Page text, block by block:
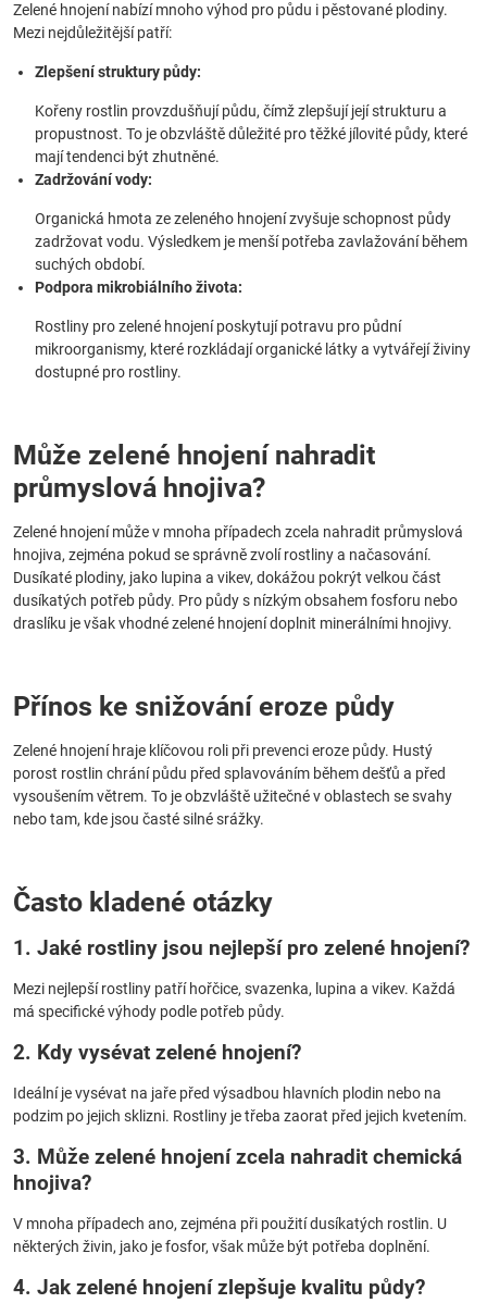
Zelené hnojení nabízí mnoho výhod pro půdu i pěstované plodiny.
Mezi nejdůležitější patří:
Zlepšení struktury půdy:
Kořeny rostlin provzdušňují půdu, čímž zlepšují její strukturu a
propustnost. To je obzvláště důležité pro těžké jílovité půdy, které
mají tendenci být zhutněné.
Zadržování vody:
Organická hmota ze zeleného hnojení zvyšuje schopnost půdy
zadržovat vodu. Výsledkem je menší potřeba zavlažování během
suchých období.
Podpora mikrobiálního života:
Rostliny pro zelené hnojení poskytují potravu pro půdní
mikroorganismy, které rozkládají organické látky a vytvářejí živiny
dostupné pro rostliny.
Může zelené hnojení nahradit
průmyslová hnojiva?
Zelené hnojení může v mnoha případech zcela nahradit průmyslová
hnojiva, zejména pokud se správně zvolí rostliny a načasování.
Dusíkaté plodiny, jako lupina a vikev, dokážou pokrýt velkou část
dusíkatých potřeb půdy. Pro půdy s nízkým obsahem fosforu nebo
draslíku je však vhodné zelené hnojení doplnit minerálními hnojivy.
Přínos ke snižování eroze půdy
Zelené hnojení hraje klíčovou roli při prevenci eroze půdy. Hustý
porost rostlin chrání půdu před splavováním během dešťů a před
vysoušením větrem. To je obzvláště užitečné v oblastech se svahy
nebo tam, kde jsou časté silné srážky.
Často kladené otázky
1. Jaké rostliny jsou nejlepší pro zelené hnojení?
Mezi nejlepší rostliny patří hořčice, svazenka, lupina a vikev. Každá
má specifické výhody podle potřeb půdy.
2. Kdy vysévat zelené hnojení?
Ideální je vysévat na jaře před výsadbou hlavních plodin nebo na
podzim po jejich sklizni. Rostliny je třeba zaorat před jejich kvetením.
3. Může zelené hnojení zcela nahradit chemická
hnojiva?
V mnoha případech ano, zejména při použití dusíkatých rostlin. U
některých živin, jako je fosfor, však může být potřeba doplnění.
4. Jak zelené hnojení zlepšuje kvalitu půdy?